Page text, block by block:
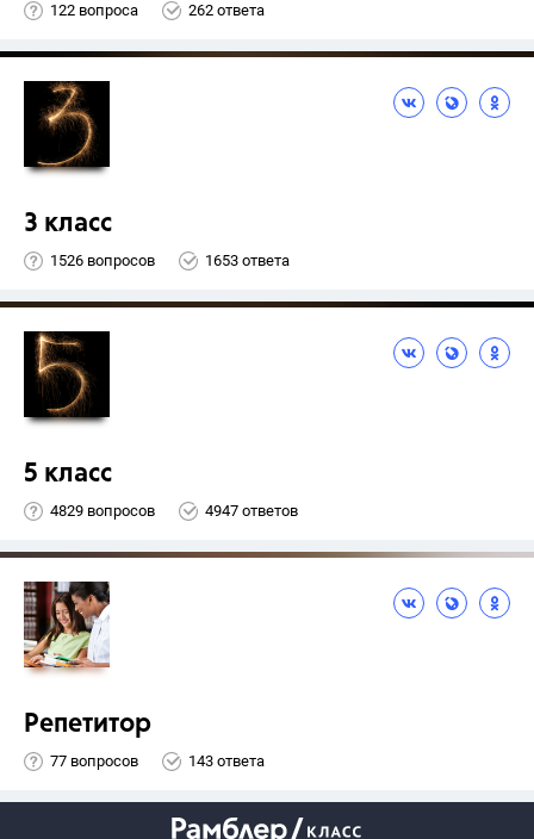
122 вопроса 262 ответа
3 класс
1526 вопросов 1653 ответа
5 класс
4829 вопросов 4947 ответов
Репетитор
77 вопросов 143 ответа